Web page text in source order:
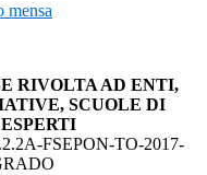
mensa
RIVOLTA AD ENTI,
SCUOLE DI
FSEPON-TO-2017-